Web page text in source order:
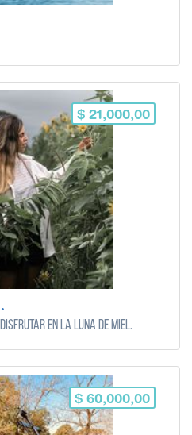
$ 21,000,00
en la luna de miel.
$ 60,000,00